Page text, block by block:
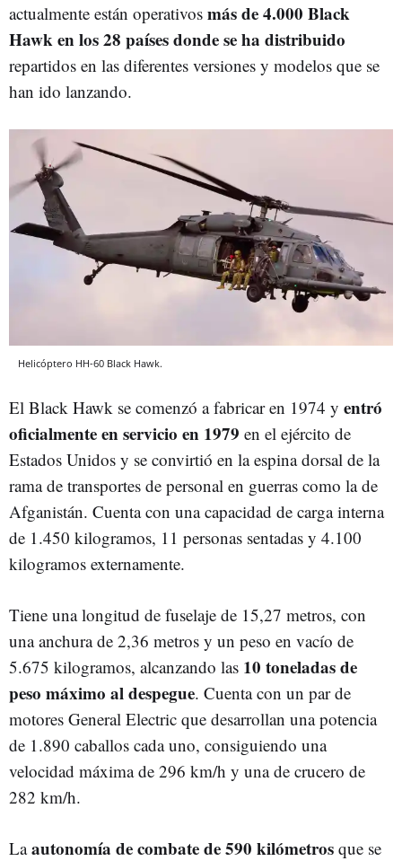
actualmente están operativos más de 4.000 Black
Hawk en los 28 países donde se ha distribuido
repartidos en las diferentes versiones y modelos que se
han ido lanzando.
Helicóptero HH-60 Black Hawk.
El Black Hawk se comenzó a fabricar en 1974 y entró
oficialmente en servicio en 1979 en el ejército de
Estados Unidos y se convirtió en la espina dorsal de la
rama de transportes de personal en guerras como la de
Afganistán. Cuenta con una capacidad de carga interna
de 1.450 kilogramos, 11 personas sentadas y 4.100
kilogramos externamente.
Tiene una longitud de fuselaje de 15,27 metros, con
una anchura de 2,36 metros y un peso en vacío de
5.675 kilogramos, alcanzando las 10 toneladas de
peso máximo al despegue. Cuenta con un par de
motores General Electric que desarrollan una potencia
de 1.890 caballos cada uno, consiguiendo una
velocidad máxima de 296 km/h y una de crucero de
282 km/h.
Laautonomía de combate de 590 kilómetros que se